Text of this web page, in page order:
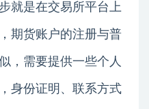
就是在交易所平台上
期货账户的注册与普
，需要提供一些个人
身份证明、联系方式